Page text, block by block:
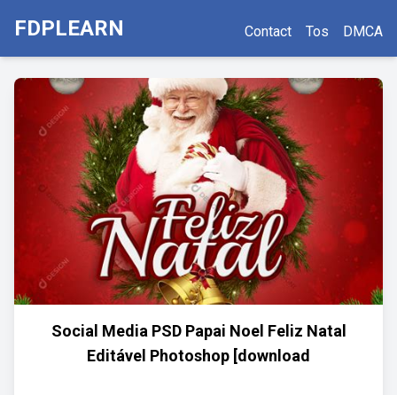
FDPLEARN Contact Tos DMCA
Social Media PSD Papai Noel Feliz Natal
Editável Photoshop [download